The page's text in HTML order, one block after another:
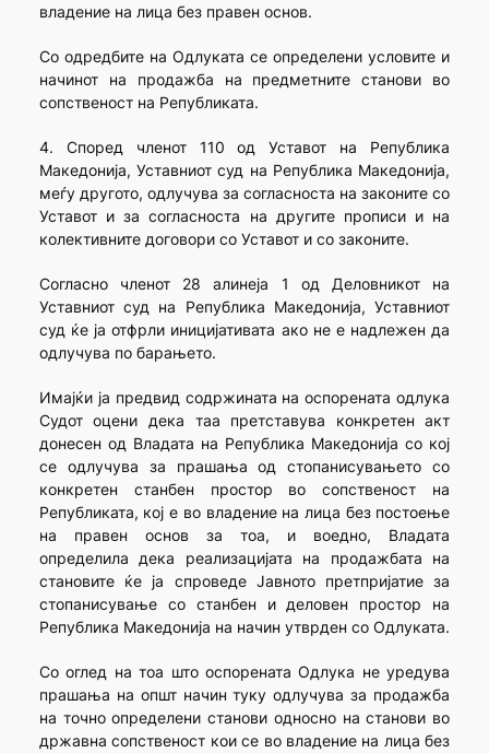
владение на лица без правен основ.
Со одредбите на Одлуката се определени условите и
начинот на продажба на предметните станови во
сопственост на Републиката.
4. Според членот 110 од Уставот на Република
Македонија, Уставниот суд на Република Македонија,
меѓу другото, одлучува за согласноста на законите со
Уставот и за согласноста на другите прописи и на
колективните договори со Уставот и со законите.
Согласно членот 28 алинеја 1 од Деловникот на
Уставниот суд на Република Македонија, Уставниот
суд ќе ја отфрли иницијативата ако не е надлежен да
одлучува по барањето.
Имајќи ја предвид содржината на оспорената одлука
Судот оцени дека таа претставува конкретен акт
донесен од Владата на Република Македонија со кој
се одлучува за прашања од стопанисувањето со
конкретен станбен простор во сопственост на
Републиката, кој е во владение на лица без постоење
на правен основ за тоа, и воедно, Владата
определила дека реализацијата на продажбата на
становите ќе ја спроведе Јавното претпријатие за
стопанисување со станбен и деловен простор на
Република Македонија на начин утврден со Одлуката.
Со оглед на тоа што оспорената Одлука не уредува
прашања на општ начин туку одлучува за продажба
на точно определени станови односно на станови во
државна сопственост кои се во владение на лица без